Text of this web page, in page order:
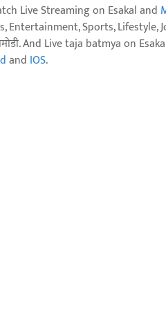
Live Streaming on Esakal and
Sports, Lifestyle,
And Live taja batmya on
and IOS.